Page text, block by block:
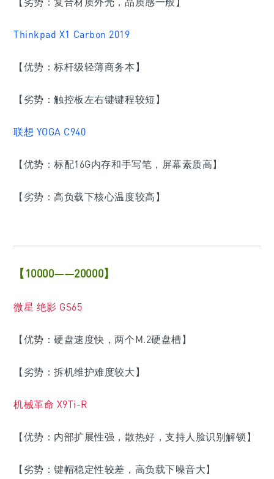
Thinkpad X1 Carbon 2019
【优势：标杆级轻薄商务本】
【劣势：触控板左右键键程较短】
联想 YOGA C940
【优势：标配16G内存和手写笔，屏幕素质高】
【劣势：高负载下核心温度较高】
【10000——20000】
微星 绝影 GS65
【优势：硬盘速度快，两个M.2硬盘槽】
【劣势：拆机维护难度较大】
机械革命 X9Ti-R
【优势：内部扩展性强，散热好，支持人脸识别解锁】
【劣势：键帽稳定性较差，高负载下噪音大】